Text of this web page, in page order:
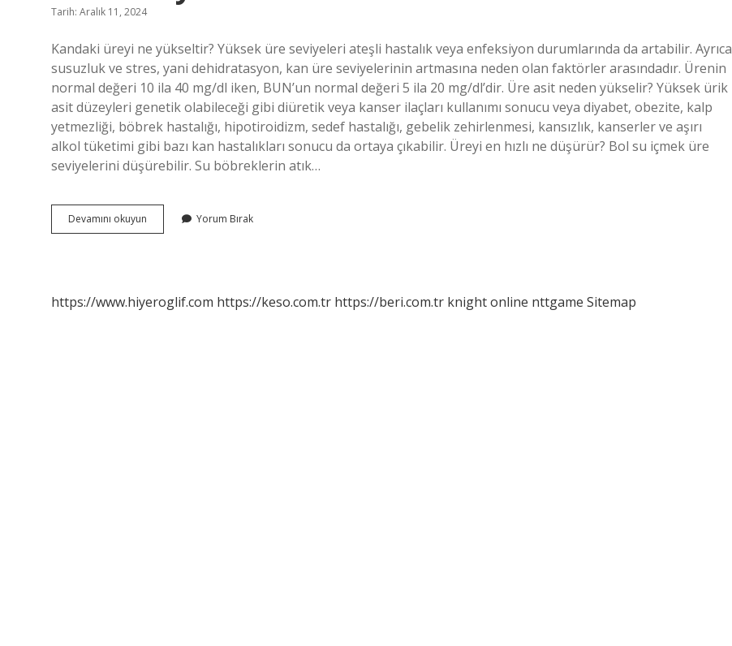
Tarih: Aralık 11, 2024
Kandaki üreyi ne yükseltir? Yüksek üre seviyeleri ateşli hastalık veya enfeksiyon durumlarında da artabilir. Ayrıca
susuzluk ve stres, yani dehidratasyon, kan üre seviyelerinin artmasına neden olan faktörler arasındadır. Ürenin
normal değeri 10 ila 40 mg/dl iken, BUN’un normal değeri 5 ila 20 mg/dl’dir. Üre asit neden yükselir? Yüksek ürik
asit düzeyleri genetik olabileceği gibi diüretik veya kanser ilaçları kullanımı sonucu veya diyabet, obezite, kalp
yetmezliği, böbrek hastalığı, hipotiroidizm, sedef hastalığı, gebelik zehirlenmesi, kansızlık, kanserler ve aşırı
alkol tüketimi gibi bazı kan hastalıkları sonucu da ortaya çıkabilir. Üreyi en hızlı ne düşürür? Bol su içmek üre
seviyelerini düşürebilir. Su böbreklerin atık…
Devamını okuyun
Seviyesi
Yorum Bırak
https://www.hiyeroglif.com https://keso.com.tr https://beri.com.tr knight online nttgame Sitemap